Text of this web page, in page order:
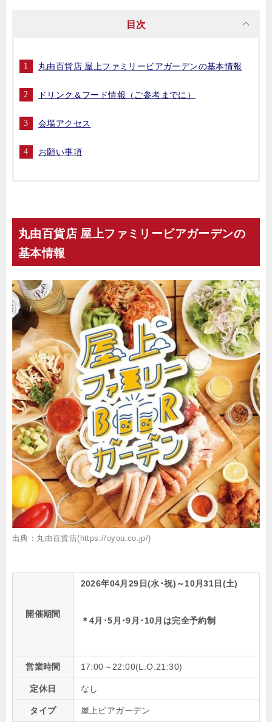
目次
丸由百貨店 屋上ファミリービアガーデンの基本情報
ドリンク＆フード情報（ご参考までに）
会場アクセス
お願い事項
丸由百貨店 屋上ファミリービアガーデンの
基本情報
出典：丸由百貨店(https://oyou.co.jp/)
開催期間
2026年04月29日(水･祝)～10月31日(土)
＊4月･5月･9月･10月は完全予約制
営業時間 17:00～22:00(L.O.21:30)
定休日 なし
タイプ 屋上ビアガーデン